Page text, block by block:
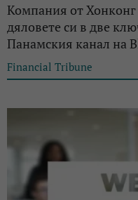
Компания от Хонконг
дяловете си в две
Панамския канал на
Financial Tribune